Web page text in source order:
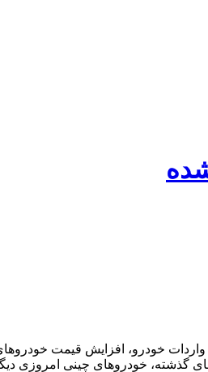
خودرو، افزایش قیمت
گذشته، خودروهای چینی امروزی